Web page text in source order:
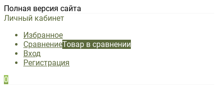
Полная версия сайта
Личный кабинет
Избранное
СравнениеТовар в сравнении
Вход
Регистрация
0